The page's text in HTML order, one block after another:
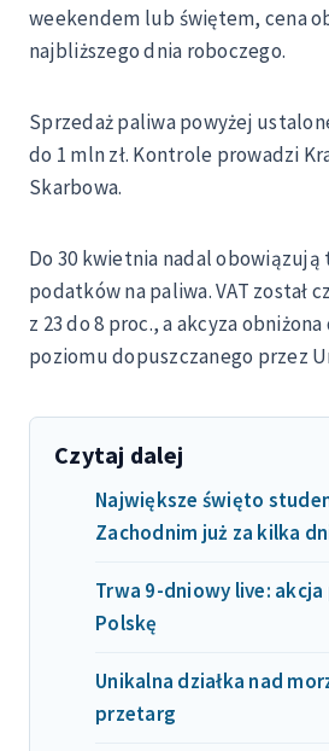
weekendem lub świętem, cena
najbliższego dnia roboczego.
Sprzedaż paliwa powyżej
do 1 mln zł. Kontrole prowadzi
Skarbowa.
Do 30 kwietnia nadal obowiązują
podatków na paliwa. VAT został
z 23 do 8 proc., a akcyza
poziomu dopuszczanego przez
Czytaj dalej
Największe święto
Zachodnim już za kilka
Trwa 9-dniowy live: akcja
Polskę
Unikalna działka nad
przetarg